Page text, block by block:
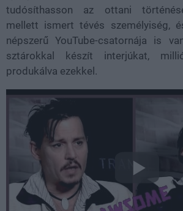
tudósíthasson az ottani
mellett ismert tévés személyiség,
népszerű YouTube-csatornája is
sztárokkal készít interjúkat,
produkálva ezekkel.